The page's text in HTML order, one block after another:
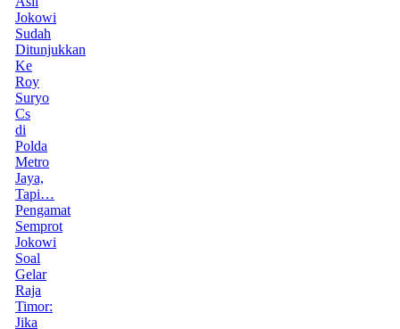
Jokowi
Sudah
Ditunjukkan
Ke
Roy
Suryo
Cs
di
Polda
Metro
Jaya,
Tapi…
Pengamat
Semprot
Jokowi
Soal
Gelar
Raja
Timor:
Jika